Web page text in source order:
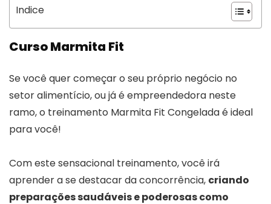
Indice
Curso Marmita Fit
Se você quer começar o seu próprio negócio no
setor alimentício, ou já é empreendedora neste
ramo, o treinamento Marmita Fit Congelada é ideal
para você!
Com este sensacional treinamento, você irá
aprender a se destacar da concorrência, criando
preparações saudáveis e poderosas como